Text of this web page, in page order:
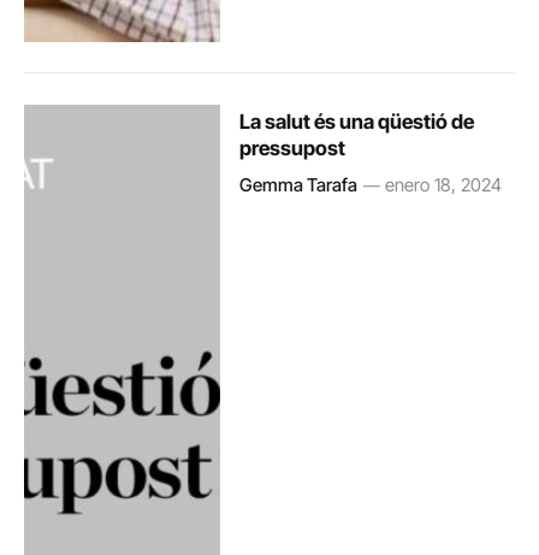
La salut és una qüestió de
pressupost
Gemma Tarafa enero 18, 2024